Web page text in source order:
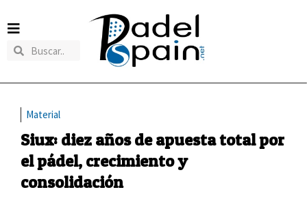
Material
Siux: diez años de apuesta total por
el pádel, crecimiento y
consolidación